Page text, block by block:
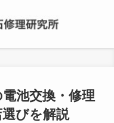
池交換・修理
びを解説